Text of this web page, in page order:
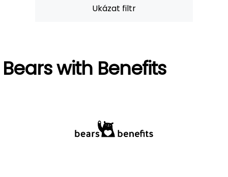
Ukázat filtr
Bears with Benefits